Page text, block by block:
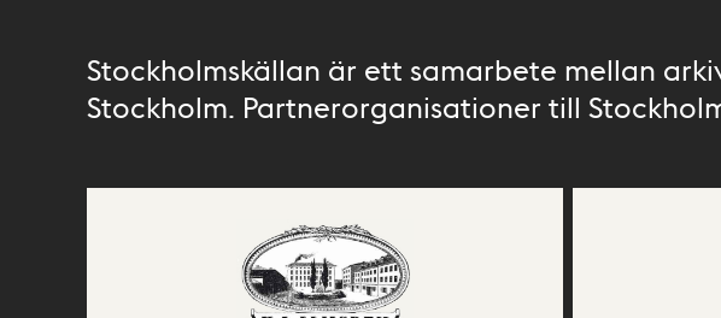
Stockholmskällan är ett samarbete mellan
Stockholm. Partnerorganisationer till